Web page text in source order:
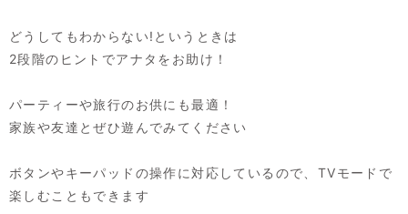
どうしてもわからない!というときは
2段階のヒントでアナタをお助け！
パーティーや旅行のお供にも最適！
家族や友達とぜひ遊んでみてください
ボタンやキーパッドの操作に対応しているので、TVモードで
楽しむこともできます